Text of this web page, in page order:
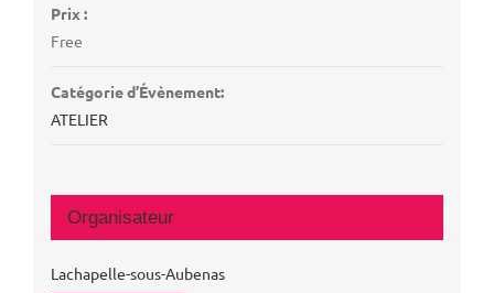
Prix :
Free
Catégorie d’Évènement:
ATELIER
Organisateur
Lachapelle-sous-Aubenas